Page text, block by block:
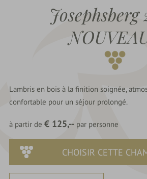
parkSPA
Délices
Fêtes
Josephsberg
Lambris en bois à la finition soignée,
confortable pour un séjour prolongé.
à partir de € 125,-- par personne
CHOISIR CETTE